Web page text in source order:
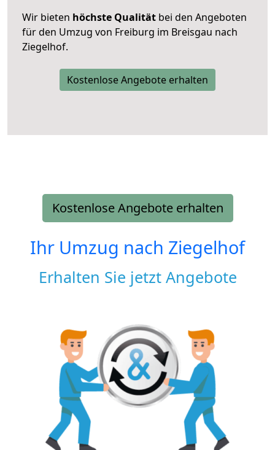
Wir bieten höchste Qualität bei den Angeboten
für den Umzug von Freiburg im Breisgau nach
Ziegelhof.
Kostenlose Angebote erhalten
Kostenlose Angebote erhalten
Ihr Umzug nach Ziegelhof
Erhalten Sie jetzt Angebote